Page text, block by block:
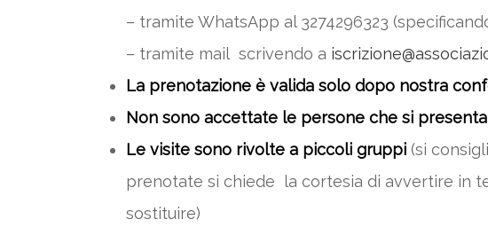
– tramite WhatsApp al 3274296323
– tramite mail scrivendo a
La prenotazione è valida solo dopo nostra
Non sono accettate le persone che si
Le visite sono rivolte a piccoli gruppi (si
prenotate si chiede la cortesia di avvertire in
sostituire)